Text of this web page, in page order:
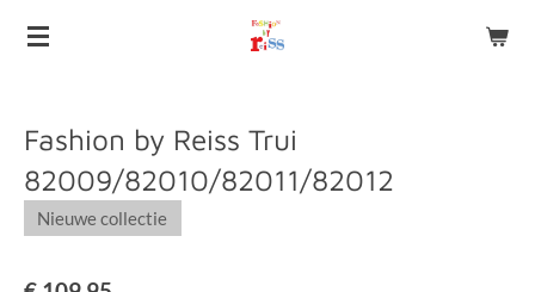
Ga
hoofdinhoud
Fashion by Reiss Trui
82009/82010/82011/82012
Nieuwe collectie